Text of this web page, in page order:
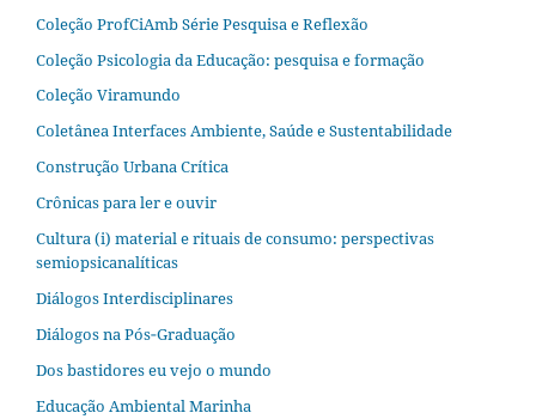
Coleção ProfCiAmb Série Pesquisa e Reflexão
Coleção Psicologia da Educação: pesquisa e formação
Coleção Viramundo
Coletânea Interfaces Ambiente, Saúde e Sustentabilidade
Construção Urbana Crítica
Crônicas para ler e ouvir
Cultura (i) material e rituais de consumo: perspectivas
semiopsicanalíticas
Diálogos Interdisciplinares
Diálogos na Pós‐Graduação
Dos bastidores eu vejo o mundo
Educação Ambiental Marinha